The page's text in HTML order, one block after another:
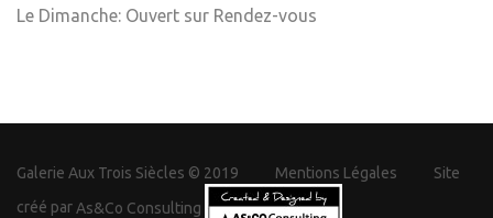
Le Dimanche: Ouvert sur Rendez-vous
Galerie Aux Trois Siècles © 2019 Mentions Légales
Site
créé par As&Co Consulting